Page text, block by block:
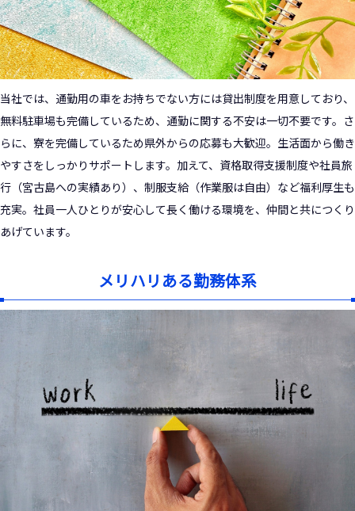
当社では、通勤用の車をお持ちでない方には貸出制度を用意しており、
無料駐車場も完備しているため、通勤に関する不安は一切不要です。さ
らに、寮を完備しているため県外からの応募も大歓迎。生活面から働き
やすさをしっかりサポートします。加えて、資格取得支援制度や社員旅
行（宮古島への実績あり）、制服支給（作業服は自由）など福利厚生も
充実。社員一人ひとりが安心して長く働ける環境を、仲間と共につくり
あげています。
メリハリある勤務体系